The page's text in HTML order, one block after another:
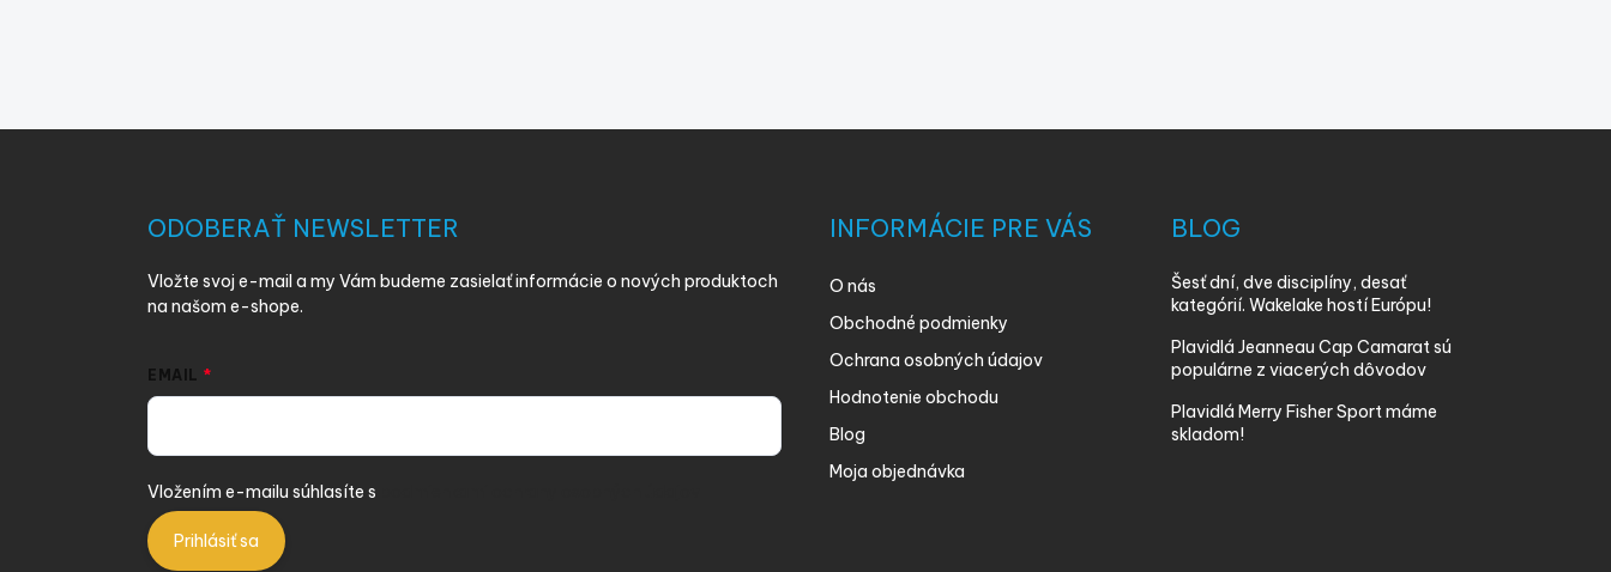
ODOBERAŤ NEWSLETTER
Vložte svoj e-mail a my Vám budeme zasielať informácie o nových produktoch
na našom e-shope.
EMAIL
Vložením e-mailu súhlasíte s
Prihlásiť sa
INFORMÁCIE PRE VÁS
O nás
Obchodné podmienky
Ochrana osobných údajov
Hodnotenie obchodu
Blog
Moja objednávka
BLOG
Šesť dní, dve disciplíny, desať
kategórií. Wakelake hostí Európu!
Plavidlá Jeanneau Cap Camarat sú
populárne z viacerých dôvodov
Plavidlá Merry Fisher Sport máme
skladom!